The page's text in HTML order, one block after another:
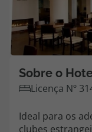
Contactos
Apoio ao cliente
218 925 471
Apoio ao cliente
Custo de uma
Sobre o
Licença Nº
Ideal para os
clubes